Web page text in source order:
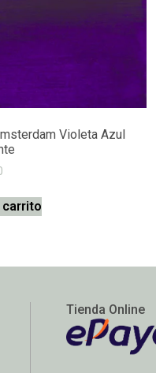
Violeta Azul
carrito
Tienda Online